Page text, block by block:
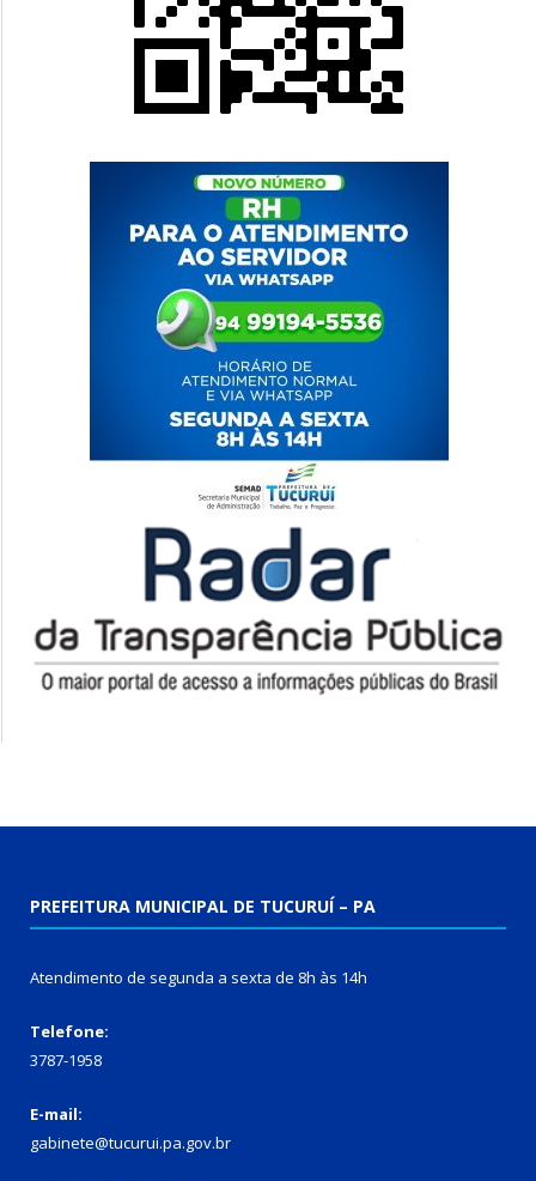
PREFEITURA MUNICIPAL DE TUCURUÍ – PA
Atendimento de segunda a sexta de 8h às 14h
Telefone:
3787-1958
E-mail:
gabinete@tucurui.pa.gov.br